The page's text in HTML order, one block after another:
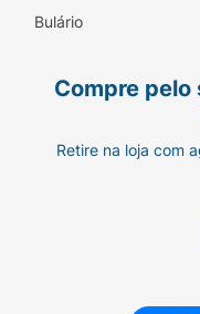
Bulário
Compre
Retire na loja com